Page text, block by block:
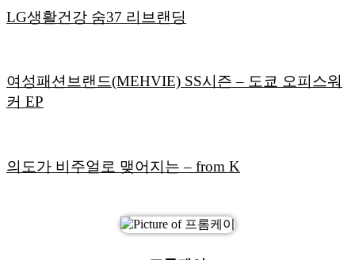
LG생활건강 숨37 리브랜딩
여성패션브랜드(MEHVIE) SS시즌 – 도쿄 오피스워
커 EP
의도가 비주얼로 맺어지는 – from K